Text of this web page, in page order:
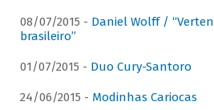
08/07/2015 - Daniel Wolff /
brasileiro”
01/07/2015 - Duo Cury-Santoro
24/06/2015 - Modinhas Cariocas